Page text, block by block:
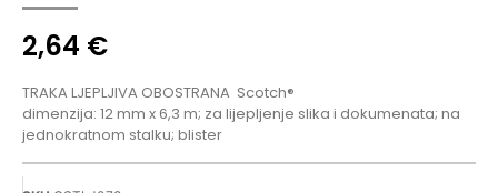
2,64 €
TRAKA LJEPLJIVA OBOSTRANA Scotch®
dimenzija: 12 mm x 6,3 m; za lijepljenje slika i dokumenata; na
jednokratnom stalku; blister